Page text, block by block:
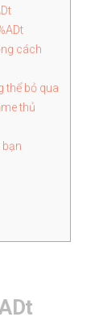
cách
thể bỏ qua
thủ
bạn